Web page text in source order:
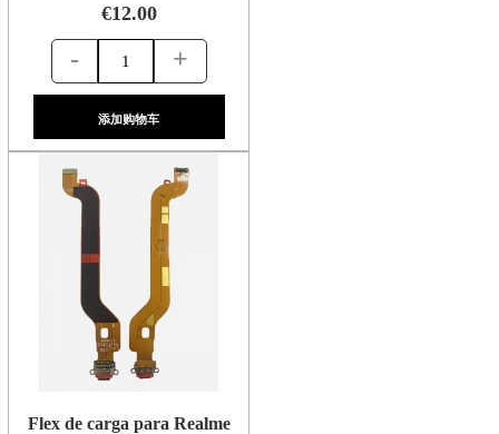
€12.00
- +
添加购物车
Flex de carga para Realme